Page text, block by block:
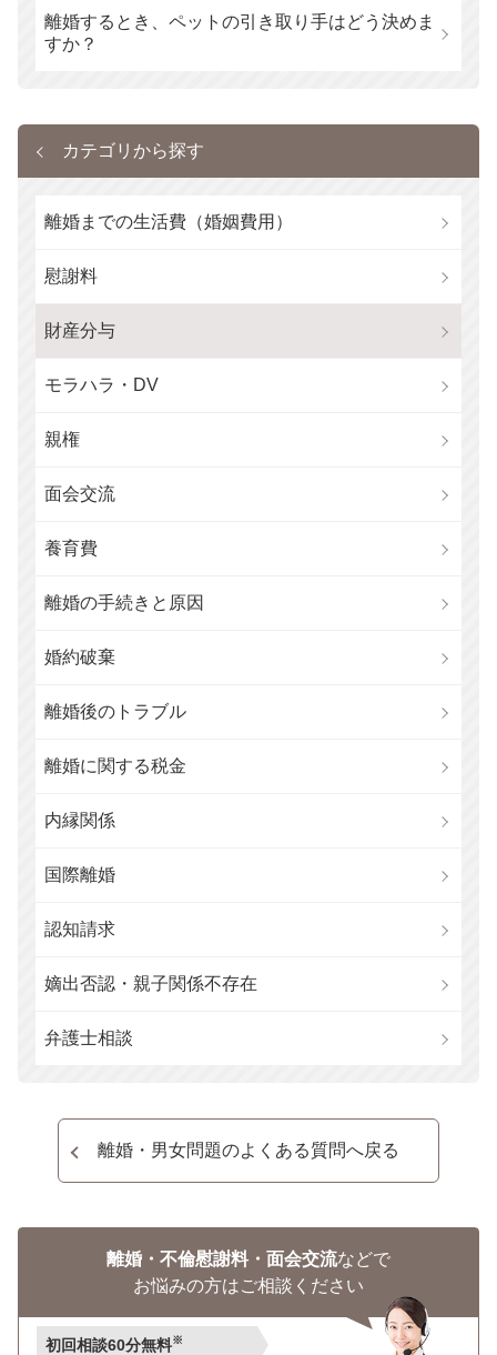
離婚するとき、ペットの引き取り手はどう決めま
すか？
カテゴリから探す
離婚までの生活費（婚姻費用）
慰謝料
財産分与
モラハラ・DV
親権
面会交流
養育費
離婚の手続きと原因
婚約破棄
離婚後のトラブル
離婚に関する税金
内縁関係
国際離婚
認知請求
嫡出否認・親子関係不存在
弁護士相談
離婚・男女問題のよくある質問へ戻る
離婚・不倫慰謝料・面会交流などで
お悩みの方はご相談ください
初回相談60分無料※